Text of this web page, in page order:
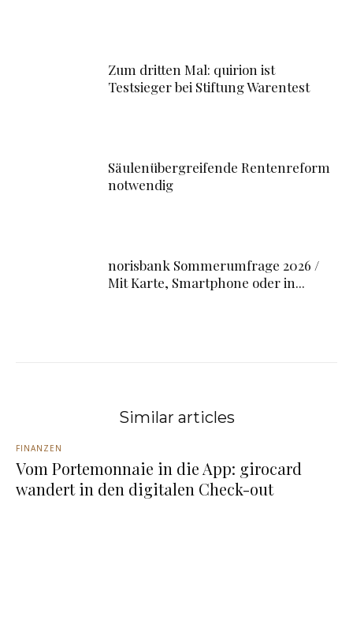
Zum dritten Mal: quirion ist
Testsieger bei Stiftung Warentest
Säulenübergreifende Rentenreform
notwendig
norisbank Sommerumfrage 2026 /
Mit Karte, Smartphone oder in...
Similar articles
FINANZEN
Vom Portemonnaie in die App: girocard
wandert in den digitalen Check-out